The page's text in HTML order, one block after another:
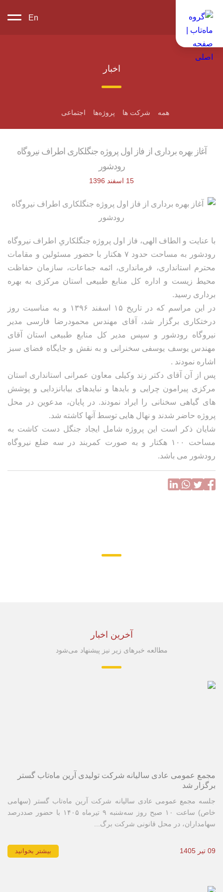
En
اخبار
همه شرکت ها پروژه‌ها اجتماعی
آغاز بهره برداری از فاز اول پروژه جنگلکاری اطراف نیروگاه
رودشور
15 اسفند 1396
با عنایت و الطاف الهی، فاز اول پروژه جنگلکاریِ اطراف نیروگاه
رودشور به مساحت حدود ۷ هکتار با حضور مسئولین و مقامات
محترم استانداری، فرمانداری، ائمه جماعات، سازمان حفاظت
محیط زیست و اداره کل منابع طبیعی استان مرکزی به بهره
برداری رسید.
در این مراسم که در تاریخ ۱۵ اسفند ۱۳۹۶ و به مناسبت روز
درختکاری برگزار شد، آقای مهندس محمودرضا فارسی مدیر
نیروگاه رودشور و سپس مدیر کل منابع طبیعی استان آقای
مهندس یوسف یوسفی سخنرانی و به نقش و جایگاه فضای سبز
اشاره نمودند .
پس از آن آقای دکتر زند وکیلی معاون عمرانی استانداری استان
مرکزی پیرامون چرایی و بایدها و نبایدهای بیابانزدایی و پوشش
های گیاهی سخنانی را ایراد نمودند. در پایان، مدعوین در محل
پروژه حاضر شدند و نهال هایی توسط آنها کاشته شد.
شایان ذکر است این پروژه شامل ایجاد جنگل دست کاشت به
مساحت ۱۰۰ هکتار و به صورت کمربند در سه ضلع نیروگاه
رودشور می باشد.
آخرین اخبار
مطالعه خبرهای زیر نیز پیشنهاد می‌شود
مجمع عمومی عادی سالیانه شرکت تولیدی آرین ماه‌تاب گستر
برگزار شد
جلسه مجمع عمومی عادی سالیانه شرکت آرین ماه‌تاب گستر (سهامی
خاص) ساعت ۱۰ صبح روز سه‌شنبه ۹ تیرماه ۱۴۰۵ با حضور صددرصد
سهامداران، در محل قانونی شرکت برگ...
09 تیر 1405 بیشتر بخوانید